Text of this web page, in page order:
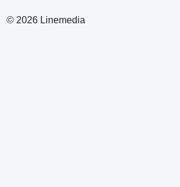
© 2026 Linemedia